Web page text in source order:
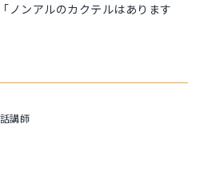
ノンアルのカクテルはあります
講師